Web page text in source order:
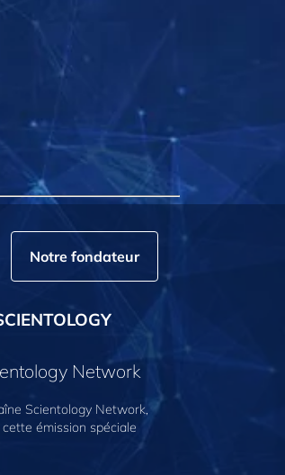
Notre fondateur
Network
Scientology Network,
émission spéciale